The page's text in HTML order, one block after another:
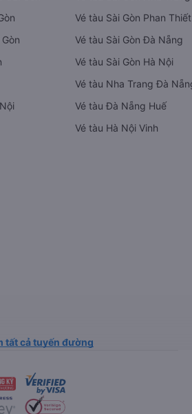
Vé tàu Sài Gòn Phan Thiết
Vé tàu Sài Gòn Đà Nẵng
Vé tàu Sài Gòn Hà Nội
Vé tàu Nha Trang Đà
Vé tàu Đà Nẵng Huế
Vé tàu Hà Nội Vinh
tất cả tuyến đường